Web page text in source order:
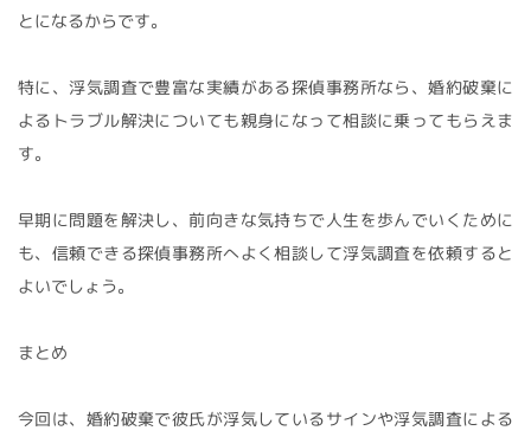
とになるからです。
特に、浮気調査で豊富な実績がある探偵事務所なら、婚約破棄に
よるトラブル解決についても親身になって相談に乗ってもらえま
す。
早期に問題を解決し、前向きな気持ちで人生を歩んでいくために
も、信頼できる探偵事務所へよく相談して浮気調査を依頼すると
よいでしょう。
まとめ
今回は、婚約破棄で彼氏が浮気しているサインや浮気調査による